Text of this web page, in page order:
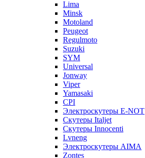
Lima
Minsk
Motoland
Peugeot
Regulmoto
Suzuki
SYM
Universal
Jonway
Viper
Yamasaki
CPI
Электроскутеры E-NOT
Скутеры Italjet
Скутеры Innocenti
Lvneng
Электроскутеры AIMA
Zontes